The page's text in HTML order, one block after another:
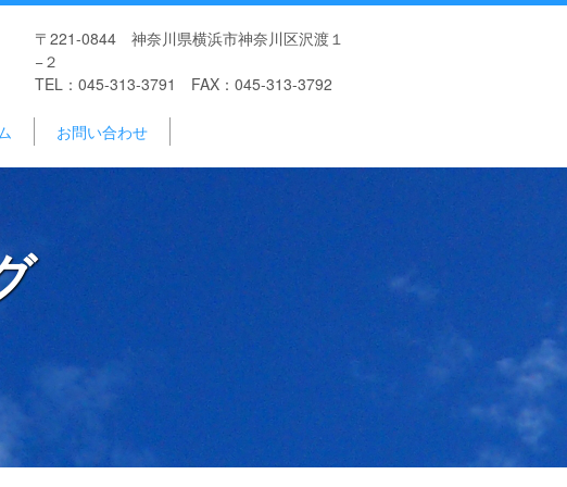
〒221-0844 神奈川県横浜市神奈川区沢渡１
−２
TEL：045-313-3791 FAX：045-313-3792
お問い合わせ